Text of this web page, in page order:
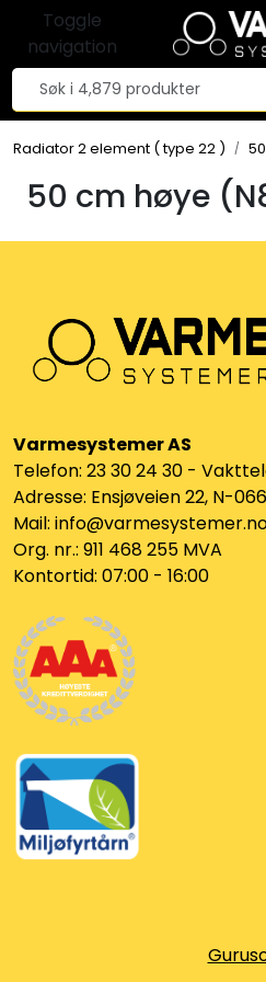
Skip to main content
Toggle
navigation
Radiator 2 element ( type 22 )
50 cm høye
Varmesystemer AS
Telefon: 23 30 24 30 -
Adresse: Ensjøveien 22, N-
Mail:
Org. nr.: 911 468 255 MVA
Kontortid: 07:00 - 16:00
Tilbehør radiatorer
Gulvvarme og gatevarme
Galv pressdeler
Klammer og festemateriell
Messing
Klemringskoblinger
FPL
Teknisk rom
Radiatorer
Planfront radiatorer
Rør